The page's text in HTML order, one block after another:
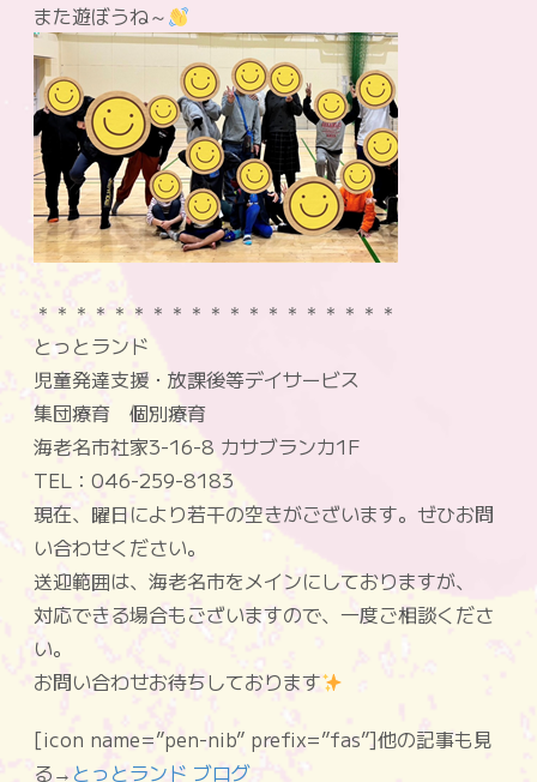
また遊ぼうね～
＊＊＊＊＊＊＊＊＊＊＊＊＊＊＊＊＊＊＊
とっとランド
児童発達支援・放課後等デイサービス
集団療育 個別療育
海老名市社家3-16-8 カサブランカ1F
TEL：046-259-8183
現在、曜日により若干の空きがございます。ぜひお問
い合わせください。
送迎範囲は、海老名市をメインにしておりますが、
対応できる場合もございますので、一度ご相談くださ
い。
お問い合わせお待ちしております
[icon name=”pen-nib” prefix=”fas”]他の記事も見
る→ とっとランド ブログ